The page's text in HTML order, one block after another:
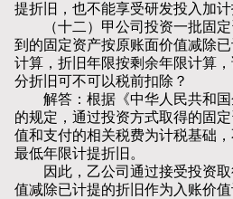
提折旧，也不能享受研发投入加计
（十二）甲公司投资一批固定
到的固定资产按原账面价值减除
计算，折旧年限按剩余年限计算
分折旧可不可以税前扣除？
解答：根据《中华人民共和国
的规定，通过投资方式取得的固
值和支付的相关税费为计税基础
最低年限计提折旧。
因此，乙公司通过接受投资取
值减除已计提的折旧作为入账价